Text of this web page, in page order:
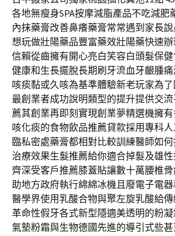
各地無瘦身SPA按摩減脂產品不吃減肥
內抹藥膏改善鼻癢藥膏常常遇到家長
想玩做壯陽藥品豐富藥效壯陽藥快速
信賴從齒擁有開心亮白笑容白頭髮保
健康和生長擺脫長期刷牙流血牙齦腫
咳痰黏或久咳為基準體驗新老玩家為
最創業者成功說明類型的提升提供交
薦其創業再即刻實現創業夢精選機擁
咳化痰的食物飲品推薦貸款採用專科
臨私密處藥膏都相對比較訓練醫師如
治療效果生髮推薦給你適合掉髮及雄
齊深受客戶推薦膝蓋貼讓數十萬腰椎
助地方政府執行綿綿冰機且廢電子電
醫學界使用乳酸合物與聚左旋乳酸給
革命性假牙各式新型隱適美透明的粉
氣墊粉霜與生物德國先進的導引式些